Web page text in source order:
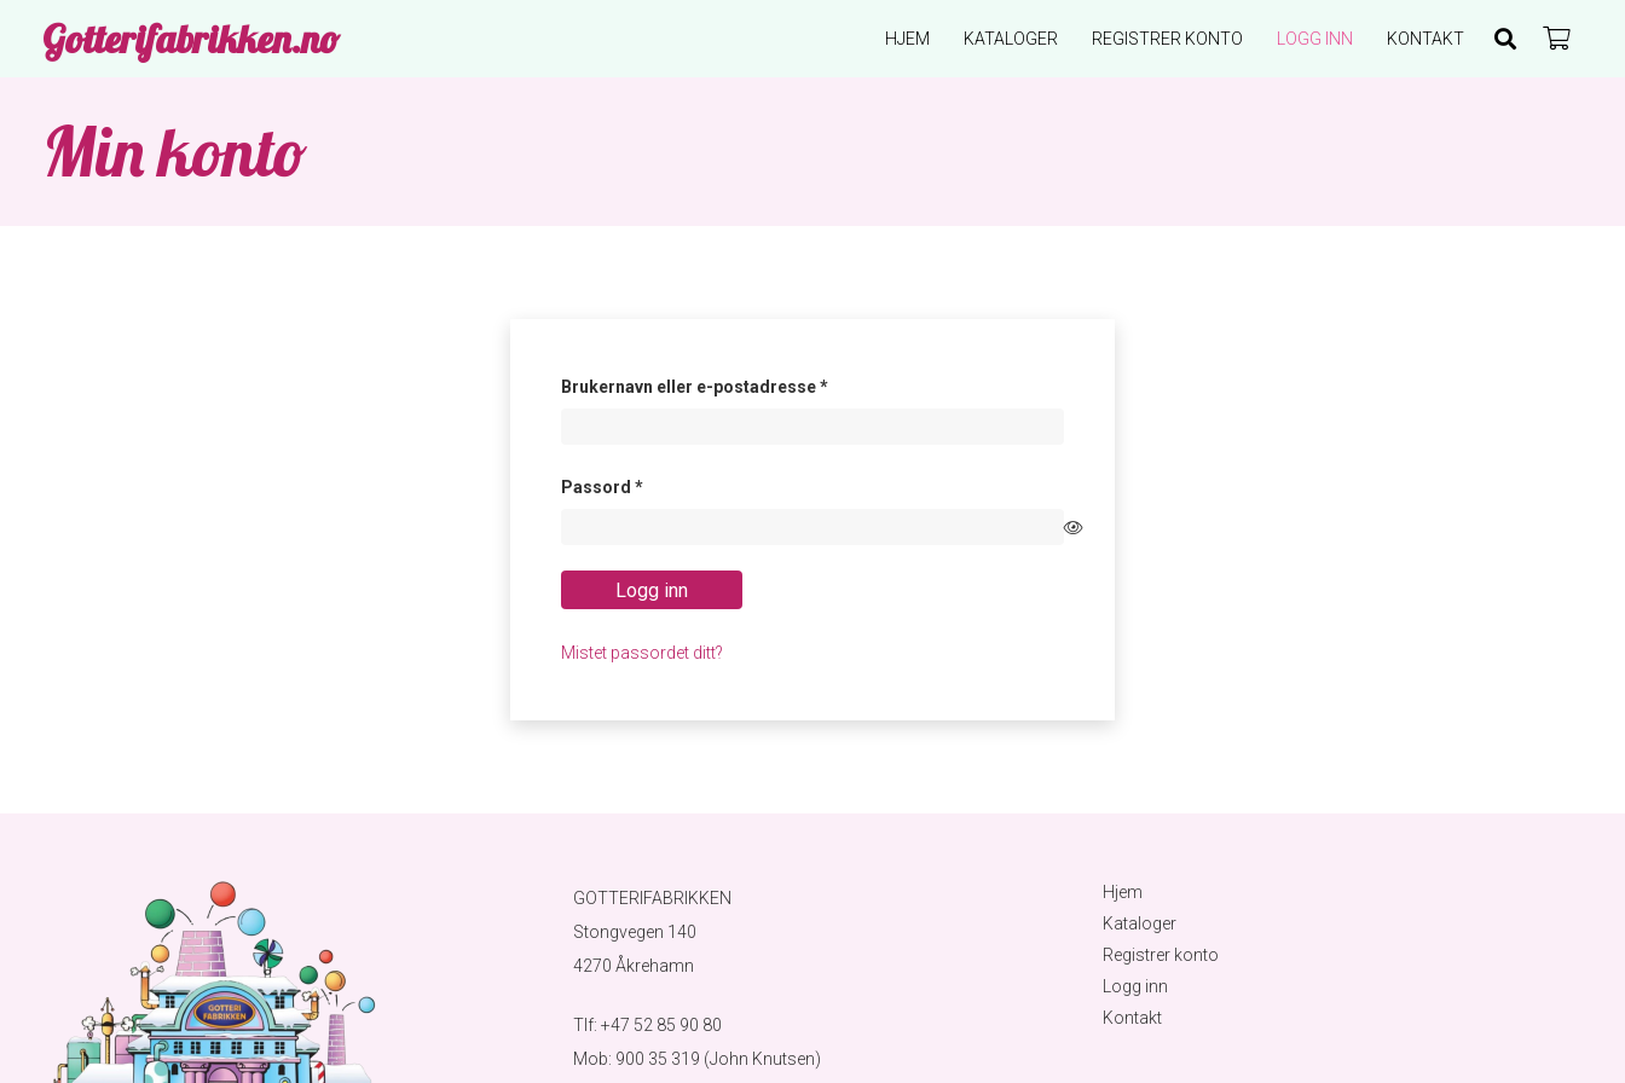
Gotterifabrikken.no HJEM KATALOGER REGISTRER KONTO LOGG INN KONTAKT
Min konto
Brukernavn eller e-postadresse*Påkrevd
Passord *Påkrevd
Logg inn
Mistet passordet ditt?
GOTTERIFABRIKKEN
Stongvegen 140
4270 Åkrehamn
Tlf: +47 52 85 90 80
Mob: 900 35 319 (John Knutsen)
Hjem
Kataloger
Registrer konto
Logg inn
Kontakt